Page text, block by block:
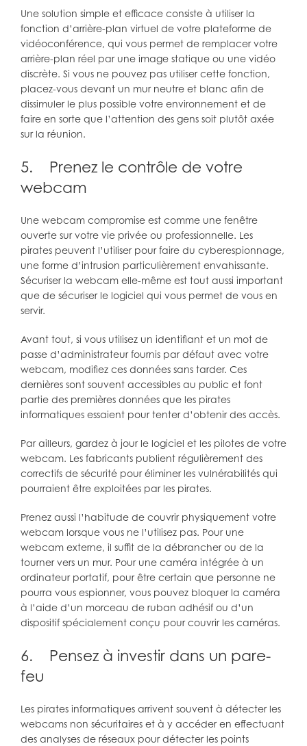
Une solution simple et efficace consiste à utiliser la
fonction d’arrière-plan virtuel de votre plateforme de
vidéoconférence, qui vous permet de remplacer votre
arrière-plan réel par une image statique ou une vidéo
discrète. Si vous ne pouvez pas utiliser cette fonction,
placez-vous devant un mur neutre et blanc afin de
dissimuler le plus possible votre environnement et de
faire en sorte que l’attention des gens soit plutôt axée
sur la réunion.
5. Prenez le contrôle de votre
webcam
Une webcam compromise est comme une fenêtre
ouverte sur votre vie privée ou professionnelle. Les
pirates peuvent l’utiliser pour faire du cyberespionnage,
une forme d’intrusion particulièrement envahissante.
Sécuriser la webcam elle-même est tout aussi important
que de sécuriser le logiciel qui vous permet de vous en
servir.
Avant tout, si vous utilisez un identifiant et un mot de
passe d’administrateur fournis par défaut avec votre
webcam, modifiez ces données sans tarder. Ces
dernières sont souvent accessibles au public et font
partie des premières données que les pirates
informatiques essaient pour tenter d’obtenir des accès.
Par ailleurs, gardez à jour le logiciel et les pilotes de votre
webcam. Les fabricants publient régulièrement des
correctifs de sécurité pour éliminer les vulnérabilités qui
pourraient être exploitées par les pirates.
Prenez aussi l’habitude de couvrir physiquement votre
webcam lorsque vous ne l’utilisez pas. Pour une
webcam externe, il suffit de la débrancher ou de la
tourner vers un mur. Pour une caméra intégrée à un
ordinateur portatif, pour être certain que personne ne
pourra vous espionner, vous pouvez bloquer la caméra
à l’aide d’un morceau de ruban adhésif ou d’un
dispositif spécialement conçu pour couvrir les caméras.
6. Pensez à investir dans un pare-
feu
Les pirates informatiques arrivent souvent à détecter les
webcams non sécuritaires et à y accéder en effectuant
des analyses de réseaux pour détecter les points